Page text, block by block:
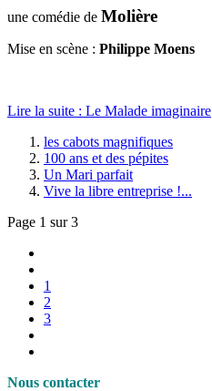
une comédie de Molière
Mise en scène : Philippe Moens
Lire la suite : Le Malade imaginaire
les cabots magnifiques
100 ans et des pépites
Un Mari parfait
Vive la libre entreprise !...
Page 1 sur 3
1
2
3
Nous contacter